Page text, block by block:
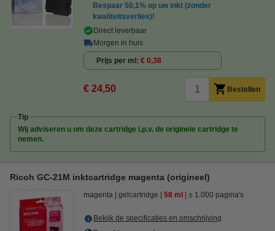
Bespaar 50,1% op uw inkt (zonder
kwaliteitsverlies)!
Direct leverbaar
Morgen in huis
Prijs per ml € 0,38
€ 24,50 Bestellen
Tip
Wij adviseren u om deze cartridge i.p.v. de originele cartridge te
nemen.
Ricoh GC-21M inktcartridge magenta (origineel)
magenta gelcartridge 58 ml ± 1.000 pagina's
Bekijk de specificaties en omschrijving